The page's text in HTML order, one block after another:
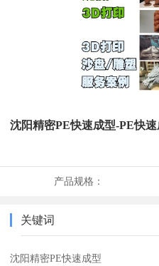
沈阳精密PE快速成型-PE快
产品规格：
关键词
沈阳精密PE快速成型